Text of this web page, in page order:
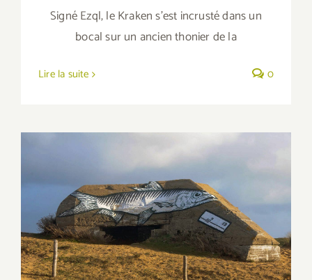
Signé Ezql, le Kraken s'est incrusté dans un
bocal sur un ancien thonier de la
Lire la suite 0
Le chinchard d’Erdeven